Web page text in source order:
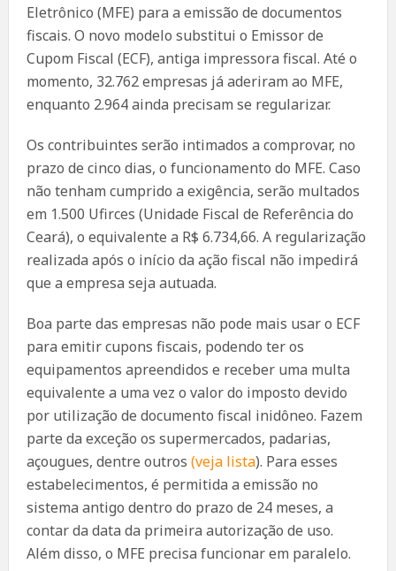
Eletrônico (MFE) para a emissão de documentos
fiscais. O novo modelo substitui o Emissor de
Cupom Fiscal (ECF), antiga impressora fiscal. Até o
momento, 32.762 empresas já aderiram ao MFE,
enquanto 2.964 ainda precisam se regularizar.
Os contribuintes serão intimados a comprovar, no
prazo de cinco dias, o funcionamento do MFE. Caso
não tenham cumprido a exigência, serão multados
em 1.500 Ufirces (Unidade Fiscal de Referência do
Ceará), o equivalente a R$ 6.734,66. A regularização
realizada após o início da ação fiscal não impedirá
que a empresa seja autuada.
Boa parte das empresas não pode mais usar o ECF
para emitir cupons fiscais, podendo ter os
equipamentos apreendidos e receber uma multa
equivalente a uma vez o valor do imposto devido
por utilização de documento fiscal inidôneo. Fazem
parte da exceção os supermercados, padarias,
açougues, dentre outros (veja lista). Para esses
estabelecimentos, é permitida a emissão no
sistema antigo dentro do prazo de 24 meses, a
contar da data da primeira autorização de uso.
Além disso, o MFE precisa funcionar em paralelo.